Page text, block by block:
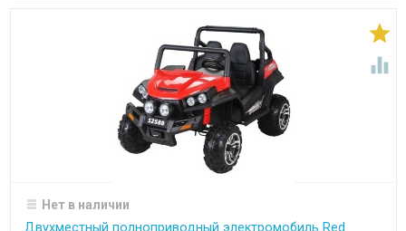


Нет в наличии
Двухместный полноприводный электромобиль Red